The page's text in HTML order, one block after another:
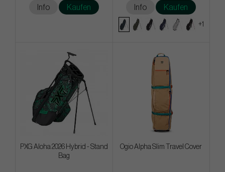
Info Kaufen Info Kaufen
+1
PXG Aloha 2026 Hybrid - Stand
Bag
Ogio Alpha Slim Travel Cover